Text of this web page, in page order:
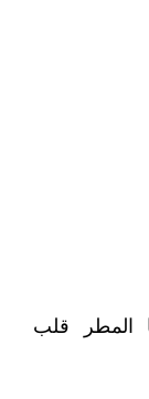
المطر قلب